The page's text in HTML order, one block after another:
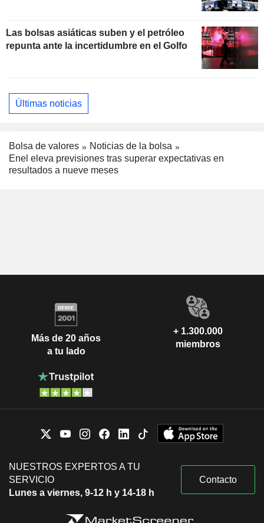
Las bolsas asiáticas suben y el petróleo
repunta ante la incertidumbre en el Golfo
Últimas noticias
Bolsa de valores
Noticias de la bolsa
Enel eleva previsiones tras superar expectativas en
resultados a nueve meses
Más de 20 años
a tu lado
+ 1.300.000
miembros
NUESTROS EXPERTOS A TU
SERVICIO
Lunes a viernes, 9-12 h y 14-18 h
Contacto